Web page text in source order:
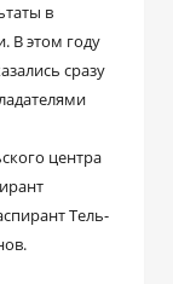
в
В этом году
сразу
центра
Тель-